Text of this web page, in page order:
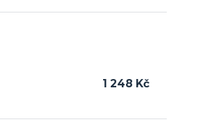
1 248 Kč